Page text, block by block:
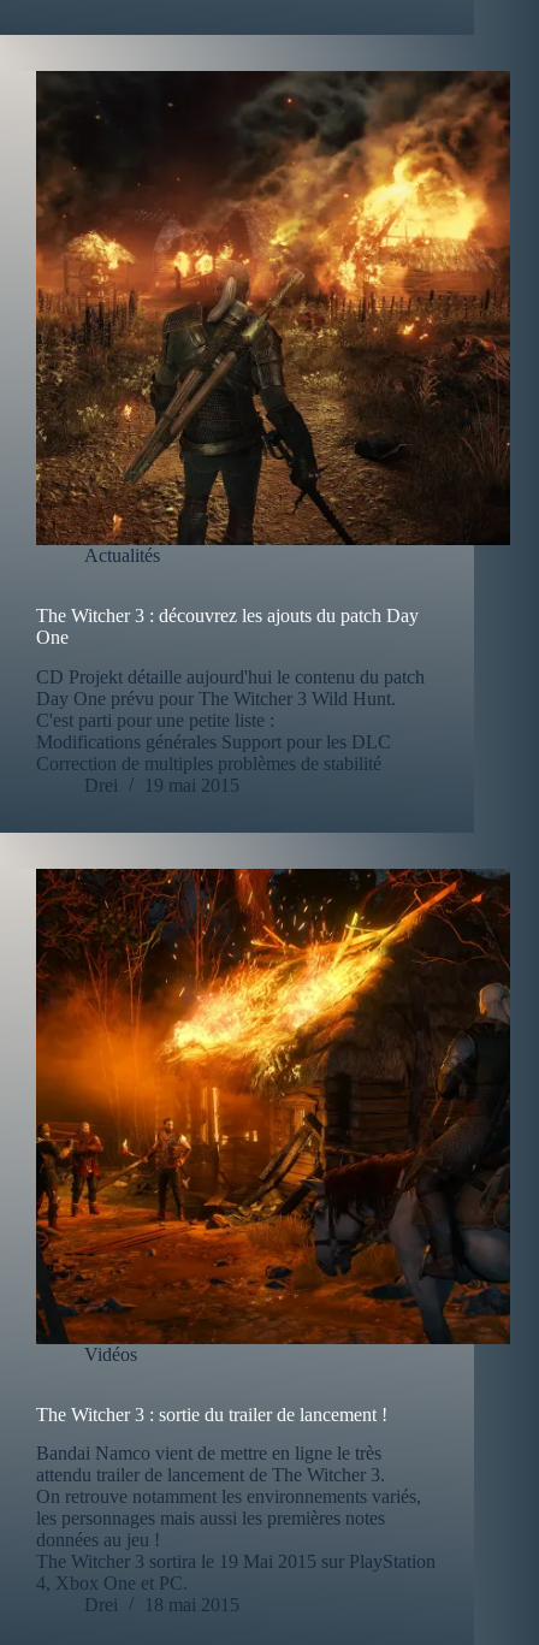
Actualités
The Witcher 3 : découvrez les ajouts du patch Day
One
CD Projekt détaille aujourd'hui le contenu du patch
Day One prévu pour The Witcher 3 Wild Hunt.
C'est parti pour une petite liste :
Modifications générales Support pour les DLC
Correction de multiples problèmes de stabilité
Drei
19 mai 2015
Vidéos
The Witcher 3 : sortie du trailer de lancement !
Bandai Namco vient de mettre en ligne le très
attendu trailer de lancement de The Witcher 3.
On retrouve notamment les environnements variés,
les personnages mais aussi les premières notes
données au jeu !
The Witcher 3 sortira le 19 Mai 2015 sur PlayStation
4, Xbox One et PC.
Drei
18 mai 2015